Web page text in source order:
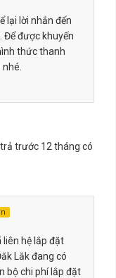
lại lời nhắn đến
Để được khuyến
thức thanh
trước 12 tháng có
liên hệ lắp đặt
Lăk đang có
bộ chi phí lắp đặt